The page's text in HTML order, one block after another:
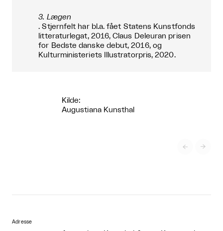
3. Lægen
. Stjernfelt har bl.a. fået Statens Kunstfonds
litteraturlegat, 2016, Claus Deleuran prisen
for Bedste danske debut, 2016, og
Kulturministeriets Illustratorpris, 2020.
Kilde:
Augustiana Kunsthal
 
Adresse